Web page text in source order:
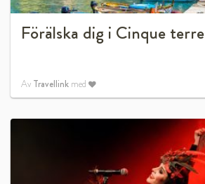
Förälska dig i Cinque terre
Av Travellink med